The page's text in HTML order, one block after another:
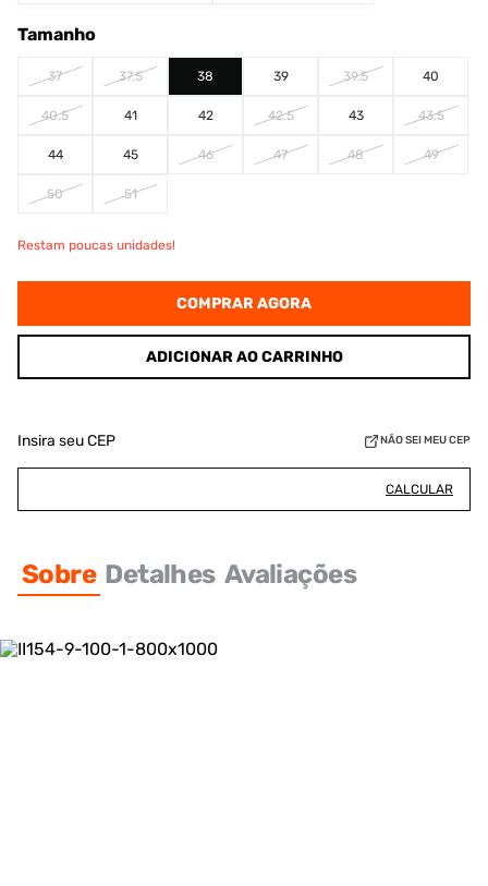
Tamanho
37 37.5 38 39 39.5 40
40.5 41 42 42.5 43 43.5
44 45 46 47 48 49
50 51
Restam poucas unidades!
COMPRAR AGORA
ADICIONAR AO CARRINHO
Insira seu CEP NÃO SEI MEU CEP
CALCULAR
Sobre Detalhes Avaliações